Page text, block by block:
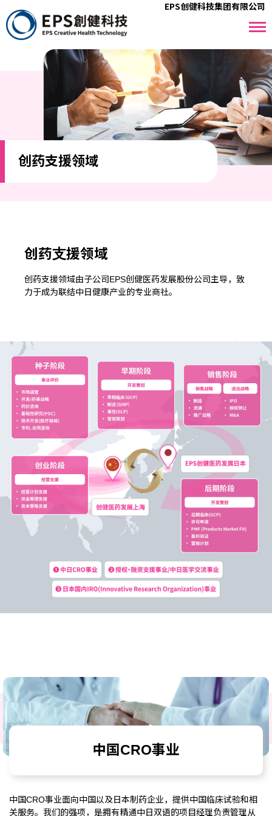
EPS创健科技集团有限公司
创药支援领域
创药⽀援领域
创药支援领域由子公司EPS创健医药发展股份公司主导，致
力于成为联结中日健康产业的专业商社。
中国CRO事业
中国CRO事业面向中国以及日本制药企业，提供中国临床试验和相
关服务。我们的强项，是拥有精通中日双语的项目经理负责管理从